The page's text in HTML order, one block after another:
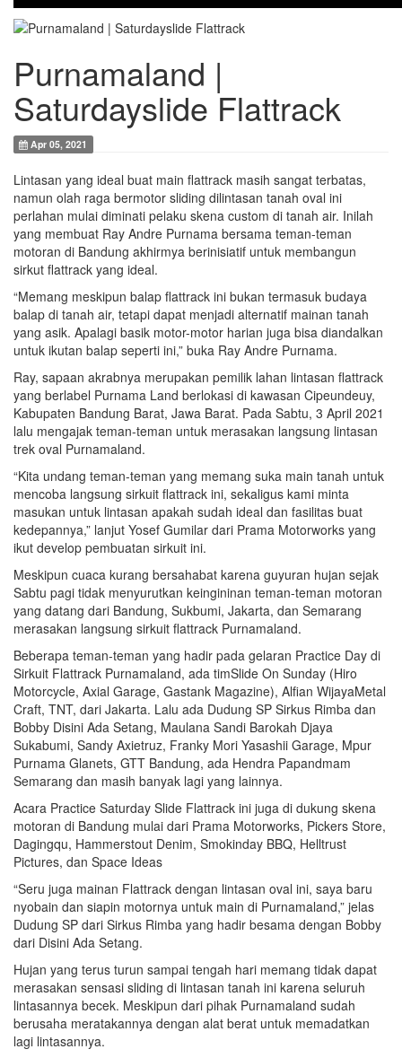
Purnamaland |
Saturdayslide Flattrack
Apr 05, 2021
Lintasan yang ideal buat main flattrack masih sangat terbatas,
namun olah raga bermotor sliding dilintasan tanah oval ini
perlahan mulai diminati pelaku skena custom di tanah air. Inilah
yang membuat Ray Andre Purnama bersama teman-teman
motoran di Bandung akhirmya berinisiatif untuk membangun
sirkut flattrack yang ideal.
“Memang meskipun balap flattrack ini bukan termasuk budaya
balap di tanah air, tetapi dapat menjadi alternatif mainan tanah
yang asik. Apalagi basik motor-motor harian juga bisa diandalkan
untuk ikutan balap seperti ini,” buka Ray Andre Purnama.
Ray, sapaan akrabnya merupakan pemilik lahan lintasan flattrack
yang berlabel Purnama Land berlokasi di kawasan Cipeundeuy,
Kabupaten Bandung Barat, Jawa Barat. Pada Sabtu, 3 April 2021
lalu mengajak teman-teman untuk merasakan langsung lintasan
trek oval Purnamaland.
“Kita undang teman-teman yang memang suka main tanah untuk
mencoba langsung sirkuit flattrack ini, sekaligus kami minta
masukan untuk lintasan apakah sudah ideal dan fasilitas buat
kedepannya,” lanjut Yosef Gumilar dari Prama Motorworks yang
ikut develop pembuatan sirkuit ini.
Meskipun cuaca kurang bersahabat karena guyuran hujan sejak
Sabtu pagi tidak menyurutkan keingininan teman-teman motoran
yang datang dari Bandung, Sukbumi, Jakarta, dan Semarang
merasakan langsung sirkuit flattrack Purnamaland.
Beberapa teman-teman yang hadir pada gelaran Practice Day di
Sirkuit Flattrack Purnamaland, ada timSlide On Sunday (Hiro
Motorcycle, Axial Garage, Gastank Magazine), Alfian WijayaMetal
Craft, TNT, dari Jakarta. Lalu ada Dudung SP Sirkus Rimba dan
Bobby Disini Ada Setang, Maulana Sandi Barokah Djaya
Sukabumi, Sandy Axietruz, Franky Mori Yasashii Garage, Mpur
Purnama Glanets, GTT Bandung, ada Hendra Papandmam
Semarang dan masih banyak lagi yang lainnya.
Acara Practice Saturday Slide Flattrack ini juga di dukung skena
motoran di Bandung mulai dari Prama Motorworks, Pickers Store,
Dagingqu, Hammerstout Denim, Smokinday BBQ, Helltrust
Pictures, dan Space Ideas
“Seru juga mainan Flattrack dengan lintasan oval ini, saya baru
nyobain dan siapin motornya untuk main di Purnamaland,” jelas
Dudung SP dari Sirkus Rimba yang hadir besama dengan Bobby
dari Disini Ada Setang.
Hujan yang terus turun sampai tengah hari memang tidak dapat
merasakan sensasi sliding di lintasan tanah ini karena seluruh
lintasannya becek. Meskipun dari pihak Purnamaland sudah
berusaha meratakannya dengan alat berat untuk memadatkan
lagi lintasannya.